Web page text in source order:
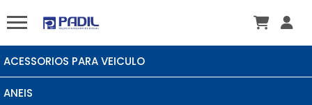
ACESSORIOS PARA VEICULO
ANEIS